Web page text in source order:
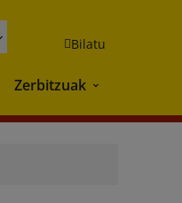
Bilatu
Zerbitzuak Zerbitzuak